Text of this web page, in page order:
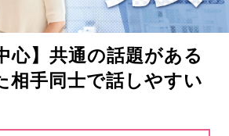
心】共通の話題がある
相手同士で話しやすい